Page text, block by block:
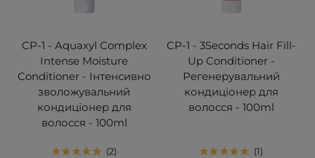
CP-1 - Aquaxyl Complex
Intense Moisture
Conditioner - Інтенсивно
зволожувальний
кондиціонер для
волосся - 100ml
2
CP-1 - 3Seconds Hair Fill-
Up Conditioner -
Регенерувальний
кондиціонер для
волосся - 100ml
1